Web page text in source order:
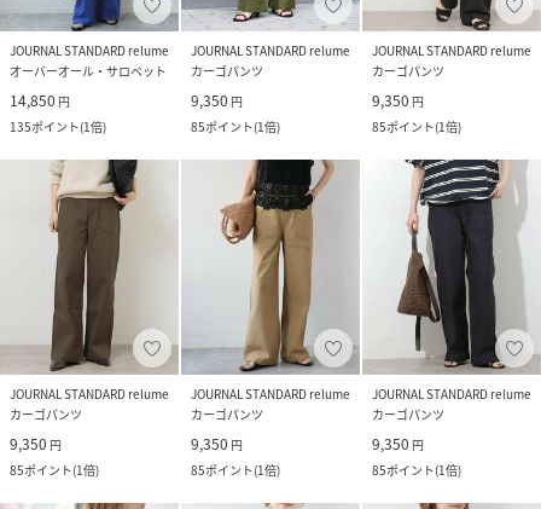
JOURNAL STANDARD relume
オーバーオール・サロペット
14,850 円
135ポイント(1倍)
JOURNAL STANDARD relume
カーゴパンツ
9,350 円
85ポイント(1倍)
JOURNAL STANDARD relume
カーゴパンツ
9,350 円
85ポイント(1倍)
JOURNAL STANDARD relume
カーゴパンツ
9,350 円
85ポイント(1倍)
JOURNAL STANDARD relume
カーゴパンツ
9,350 円
85ポイント(1倍)
JOURNAL STANDARD relume
カーゴパンツ
9,350 円
85ポイント(1倍)